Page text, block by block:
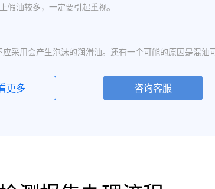
油较多，一定要引起重视。
采用会产生泡沫的润滑油。还有一个可能的原因是混油
进入润滑油箱体或避免雨水进入已开封的油桶中。具体
更多 咨询客服